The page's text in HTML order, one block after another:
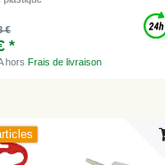
€
*
horsFrais de livraison